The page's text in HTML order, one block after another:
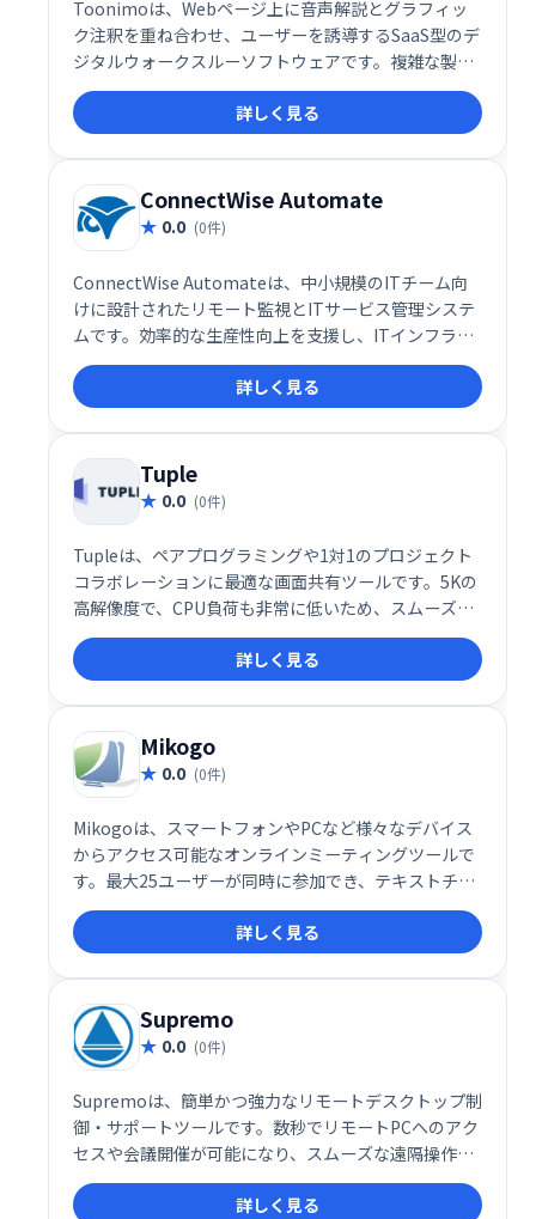
Toonimoは、Webページ上に音声解説とグラフィッ
ク注釈を重ね合わせ、ユーザーを誘導するSaaS型のデ
ジタルウォークスルーソフトウェアです。複雑な製品
説明やデータ表示を分かりやすく伝え、人間味あふれ
るWeb体験を提供します。 Webサイトのユーザーエン
ゲージメント向上に最適です。
詳しく見る
ConnectWise Automate
0.0 (0件)
ConnectWise Automateは、中小規模のITチーム向
けに設計されたリモート監視とITサービス管理システ
ムです。効率的な生産性向上を支援し、ITインフラの
可視性を高めます。
詳しく見る
Tuple
0.0 (0件)
Tupleは、ペアプログラミングや1対1のプロジェクト
コラボレーションに最適な画面共有ツールです。5Kの
高解像度で、CPU負荷も非常に低いため、スムーズで
快適なリモート作業を実現します。まるで同じ机で作
業しているかのような感覚で、ストレスフリーなコラ
ボレーションを体験できます。
詳しく見る
Mikogo
0.0 (0件)
Mikogoは、スマートフォンやPCなど様々なデバイス
からアクセス可能なオンラインミーティングツールで
す。最大25ユーザーが同時に参加でき、テキストチャ
ットやホワイトボード機能、録音機能も搭載。HTML
ビューアーによるスムーズな画面共有と管理者権限の
簡単交換で、効率的な共同作業を実現します。堅牢で
使いやすいツールをお探しの方に最適です。
詳しく見る
Supremo
0.0 (0件)
Supremoは、簡単かつ強力なリモートデスクトップ制
御・サポートツールです。数秒でリモートPCへのアク
セスや会議開催が可能になり、スムーズな遠隔操作を
実現します。
詳しく見る